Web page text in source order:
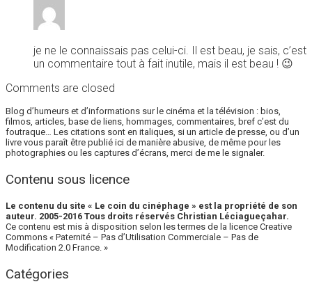
je ne le connaissais pas celui-ci. Il est beau, je sais, c’est
un commentaire tout à fait inutile, mais il est beau ! 😉
Comments are closed
Blog d’humeurs et d’informations sur le cinéma et la télévision : bios,
filmos, articles, base de liens, hommages, commentaires, bref c’est du
foutraque… Les citations sont en italiques, si un article de presse, ou d’un
livre vous paraît être publié ici de manière abusive, de même pour les
photographies ou les captures d’écrans, merci de me le signaler.
Contenu sous licence
Le contenu du site « Le coin du cinéphage » est la propriété de son
auteur. 2005-2016 Tous droits réservés Christian Léciagueçahar.
Ce contenu est mis à disposition selon les termes de la licence Creative
Commons « Paternité – Pas d’Utilisation Commerciale – Pas de
Modification 2.0 France. »
Catégories